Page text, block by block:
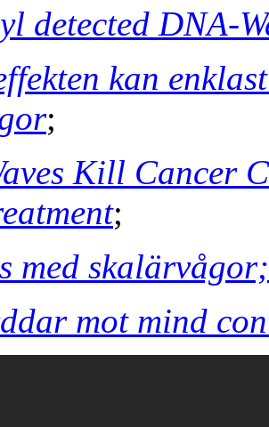
detected DNA-
kan
;
Kill Cancer
;
med skalärvågor;
mot mind